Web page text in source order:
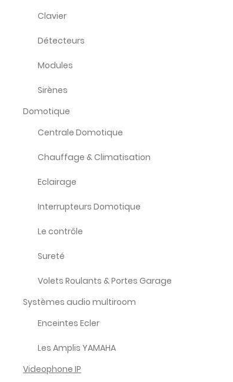
Clavier
Détecteurs
Modules
Sirènes
Domotique
Centrale Domotique
Chauffage & Climatisation
Eclairage
Interrupteurs Domotique
Le contrôle
Sureté
Volets Roulants & Portes Garage
Systèmes audio multiroom
Enceintes Ecler
Les Amplis YAMAHA
Videophone IP